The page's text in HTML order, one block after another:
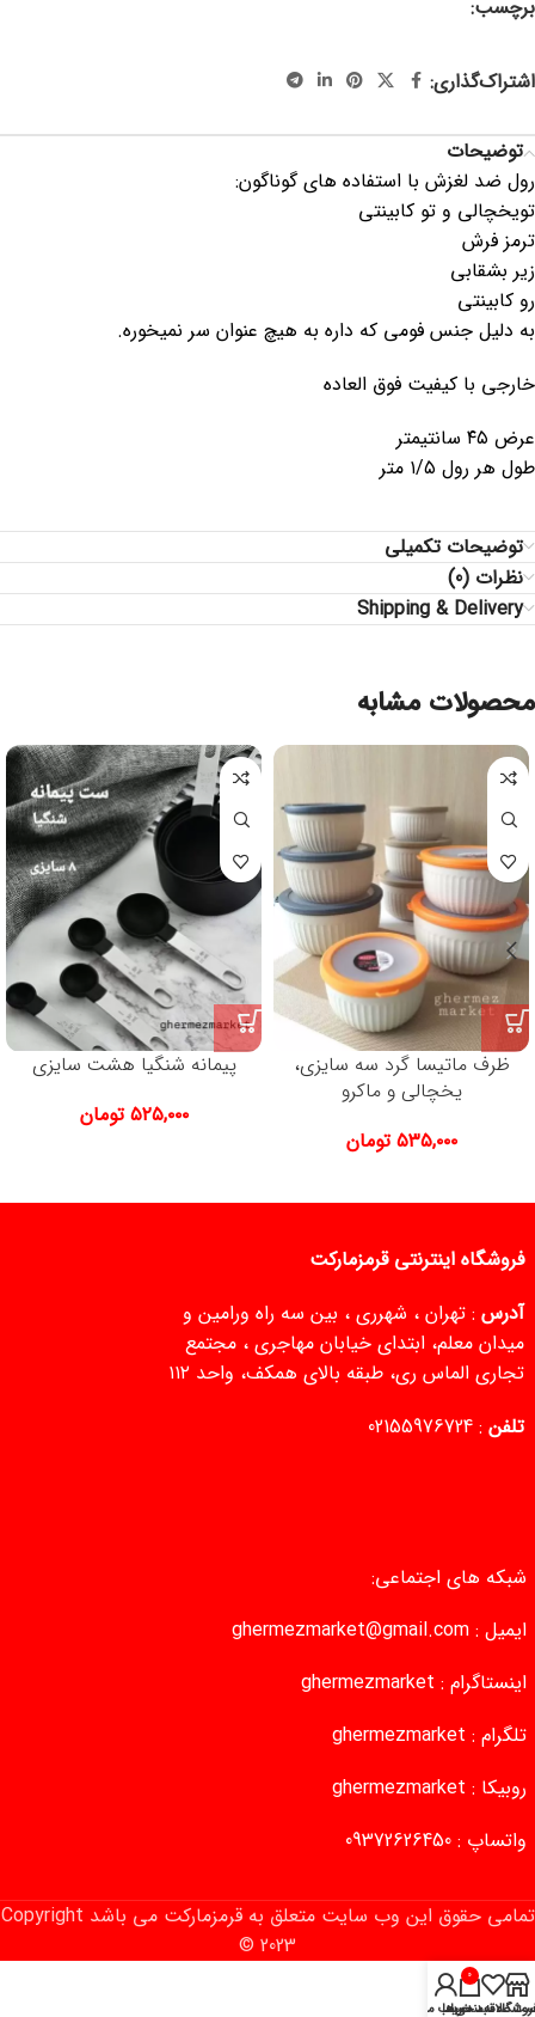
برچسب:
اشتراک‌گذاری:
توضیحات
رول ضد لغزش با استفاده های گوناگون:
تویخچالی و تو کابینتی
ترمز فرش
زیر بشقابی
رو کابینتی
به دلیل جنس فومی که داره به هیچ عنوان سر نمیخوره.
خارجی با کیفیت فوق العاده
عرض ۴۵ سانتیمتر
طول هر رول ۱/۵ متر
توضیحات تکمیلی
نظرات (0)
Shipping & Delivery
محصولات مشابه
ظرف ماتیسا گرد سه سایزی،
یخچالی و ماکرو
۵۳۵,۰۰۰ تومان
پیمانه شنگیا هشت سایزی
۵۲۵,۰۰۰ تومان
فروشگاه اینترنتی قرمزمارکت
آدرس : تهران ، شهرری ، بین سه راه ورامین و
میدان معلم، ابتدای خیابان مهاجری ، مجتمع
تجاری الماس ری، طبقه بالای همکف، واحد ۱۱۲
تلفن :
02155976724
شبکه های اجتماعی:
ایمیل : ghermezmarket@gmail.com
اینستاگرام : ghermezmarket
تلگرام : ghermezmarket
روبیکا : ghermezmarket
واتساپ : 09372626450
تمامی حقوق این وب‌ سایت متعلق به قرمزمارکت می باشد Copyright
© 2023
علاقه‌مندی‌ها
0
سبد خرید
حساب من